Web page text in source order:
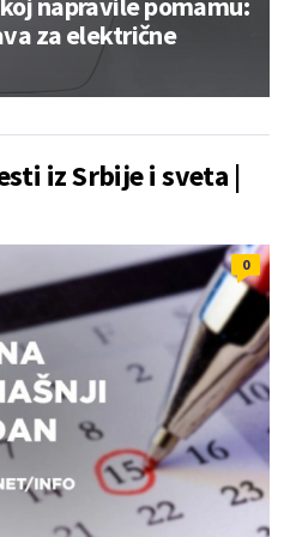
za električne
iz Srbije i sveta |
0